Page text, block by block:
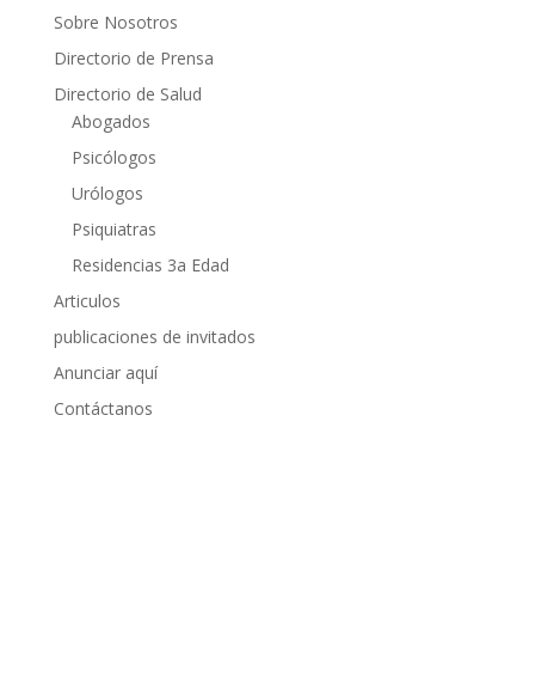
Sobre Nosotros
Directorio de Prensa
Directorio de Salud
Abogados
Psicólogos
Urólogos
Psiquiatras
Residencias 3a Edad
Articulos
publicaciones de invitados
Anunciar aquí
Contáctanos